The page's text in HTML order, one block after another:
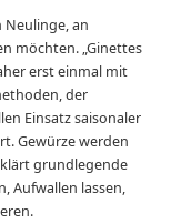
an
möchten. „Ginettes
erst einmal mit
der
Einsatz saisonaler
Gewürze werden
grundlegende
Aufwallen lassen,